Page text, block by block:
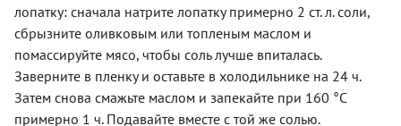
лопатку: сначала натрите лопатку примерно 2 ст. л. соли,
сбрызните оливковым или топленым маслом и
помассируйте мясо, чтобы соль лучше впиталась.
Заверните в пленку и оставьте в холодильнике на 24 ч.
Затем снова смажьте маслом и запекайте при 160 °С
примерно 1 ч. Подавайте вместе с той же солью.